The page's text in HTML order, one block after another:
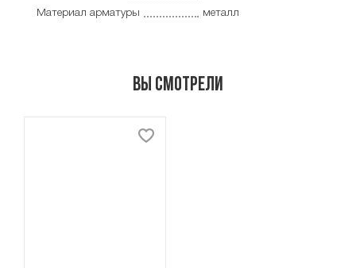
Материал арматуры
металл
Вы смотрели